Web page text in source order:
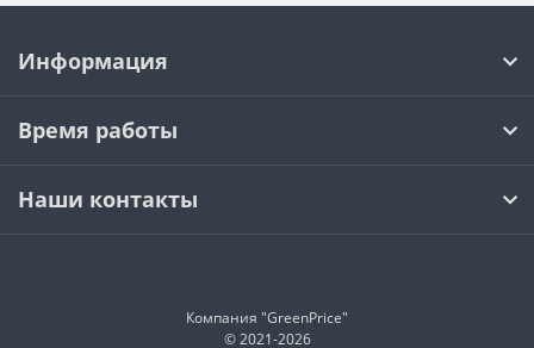
Информация
Время работы
Наши контакты
Компания "GreenPrice"
© 2021-2026